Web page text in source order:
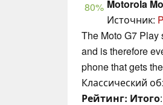
80% Motorola
Источник:
The Moto G7 Play
and is therefore
phone that gets
Классический
Рейтинг: Итого